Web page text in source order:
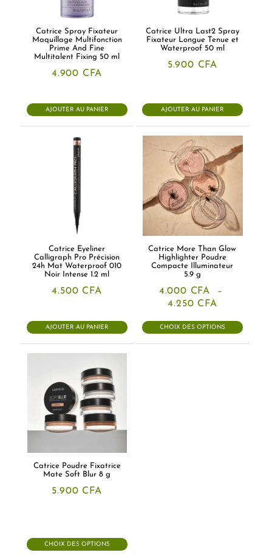
Catrice Spray Fixateur
Maquillage Multifonction
Prime And Fine
Multitalent Fixing 50 ml
4.900 CFA
AJOUTER AU PANIER
Catrice Ultra Last2 Spray
Fixateur Longue Tenue et
Waterproof 50 ml
5.900 CFA
AJOUTER AU PANIER
Catrice Eyeliner
Calligraph Pro Précision
24h Mat Waterproof 010
Noir Intense 1.2 ml
4.500 CFA
AJOUTER AU PANIER
Catrice More Than Glow
Highlighter Poudre
Compacte Illuminateur
5.9 g
4.000 CFA
–
4.250 CFA
prix :
4.000 CFA
CHOIX DES OPTIONS
Catrice Poudre Fixatrice
Mate Soft Blur 8 g
5.900 CFA
CHOIX DES OPTIONS